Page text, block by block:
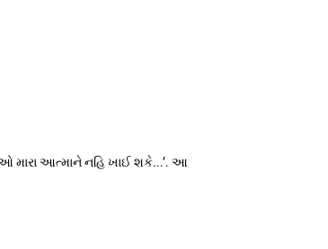
મારા આત્માને નહિ ખાઈ શકે...’. આ